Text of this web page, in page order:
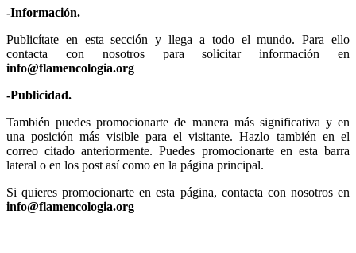
-Información.
Publicítate en esta sección y llega a todo el mundo. Para ello
contacta con nosotros para solicitar información en
info@flamencologia.org
-Publicidad.
También puedes promocionarte de manera más significativa y en
una posición más visible para el visitante. Hazlo también en el
correo citado anteriormente. Puedes promocionarte en esta barra
lateral o en los post así como en la página principal.
Si quieres promocionarte en esta página, contacta con nosotros en
info@flamencologia.org